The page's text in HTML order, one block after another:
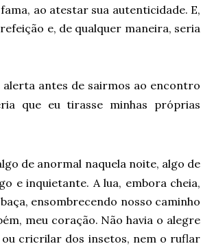
ao atestar sua autenticidade. E,
e, de qualquer maneira, seria
antes de sairmos ao encontro
que eu tirasse minhas próprias
de anormal naquela noite, algo de
e inquietante. A lua, embora cheia,
ensombrecendo nosso caminho
meu coração. Não havia o alegre
ou cricrilar dos insetos, nem o ruflar